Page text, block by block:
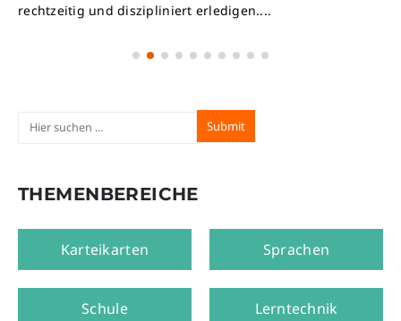
rechtzeitig und diszipliniert erledigen....
THEMENBEREICHE
Karteikarten Sprachen
Schule Lerntechnik